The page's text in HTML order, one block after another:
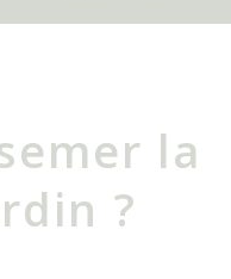
la
?